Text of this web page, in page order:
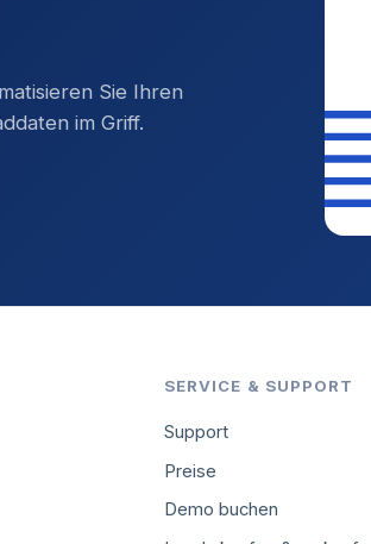
Sie Ihren
im Griff.
SERVICE & SUPPORT
Support
Preise
Demo buchen